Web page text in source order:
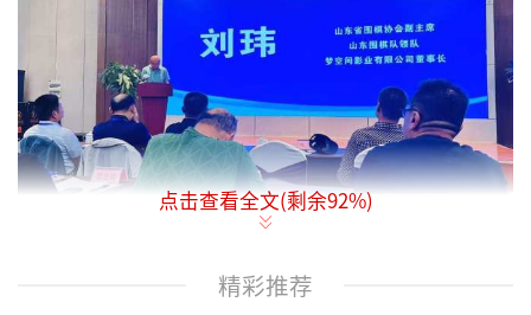
点击查看全文(剩余92%)
精彩推荐